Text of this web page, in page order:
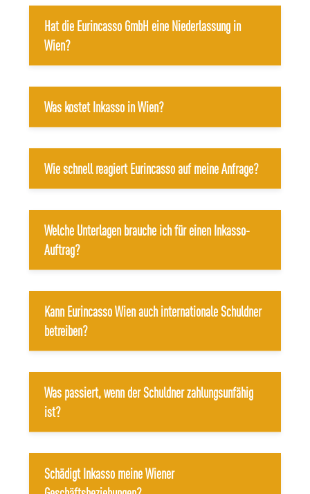
Hat die Eurincasso GmbH eine Niederlassung in
Wien?
Was kostet Inkasso in Wien?
Wie schnell reagiert Eurincasso auf meine Anfrage?
Welche Unterlagen brauche ich für einen Inkasso-
Auftrag?
Kann Eurincasso Wien auch internationale Schuldner
betreiben?
Was passiert, wenn der Schuldner zahlungsunfähig
ist?
Schädigt Inkasso meine Wiener